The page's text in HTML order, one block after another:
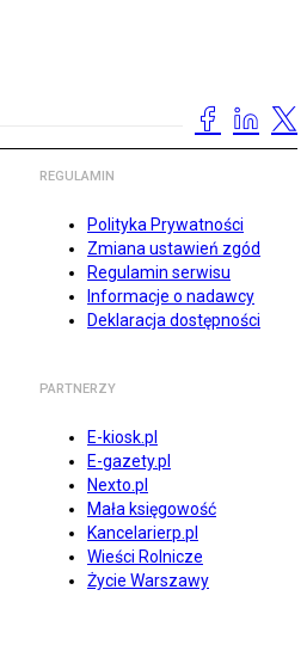
REGULAMIN
Polityka Prywatności
Zmiana ustawień zgód
Regulamin serwisu
Informacje o nadawcy
Deklaracja dostępności
PARTNERZY
E-kiosk.pl
E-gazety.pl
Nexto.pl
Mała księgowość
Kancelarierp.pl
Wieści Rolnicze
Życie Warszawy